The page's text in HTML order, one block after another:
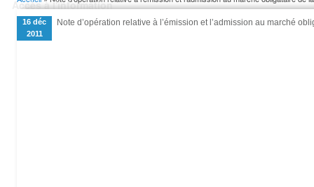
Accès à l'information
16 déc
2011
Note d’opération relative à l’émission et l’admission au marché